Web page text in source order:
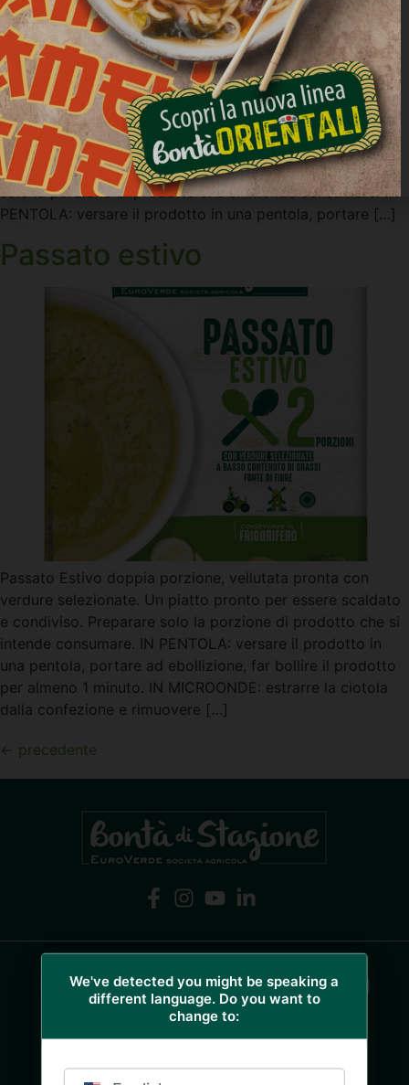
Zuppa Farro e Verdure doppia porzione: primo piatto
pronto da scaldare. Preparata con farro e orzo, fonte di
fibre e a basso contenuto di grassi. Ideale per essere
condivisa e per chi cerca una zuppa gustosa. Preparare
solo la porzione di prodotto che si intende consumare. IN
PENTOLA: versare il prodotto in una pentola, portare […]
Passato estivo
Passato Estivo doppia porzione, vellutata pronta con
verdure selezionate. Un piatto pronto per essere scaldato
e condiviso. Preparare solo la porzione di prodotto che si
intende consumare. IN PENTOLA: versare il prodotto in
una pentola, portare ad ebollizione, far bollire il prodotto
per almeno 1 minuto. IN MICROONDE: estrarre la ciotola
dalla confezione e rimuovere […]
← precedente
COLTIVIAMO PASSIONI, PRODUCIAMO
BONTÀ.
Fabrizio Ziliani
We've detected you might be speaking a
different language. Do you want to
change to: